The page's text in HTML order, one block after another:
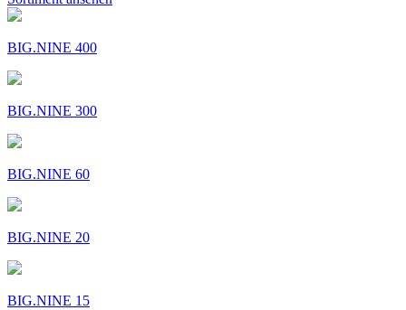
BIG.NINE 400
BIG.NINE 300
BIG.NINE 60
BIG.NINE 20
BIG.NINE 15